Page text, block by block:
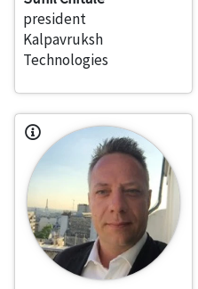
president
Kalpavruksh
Technologies